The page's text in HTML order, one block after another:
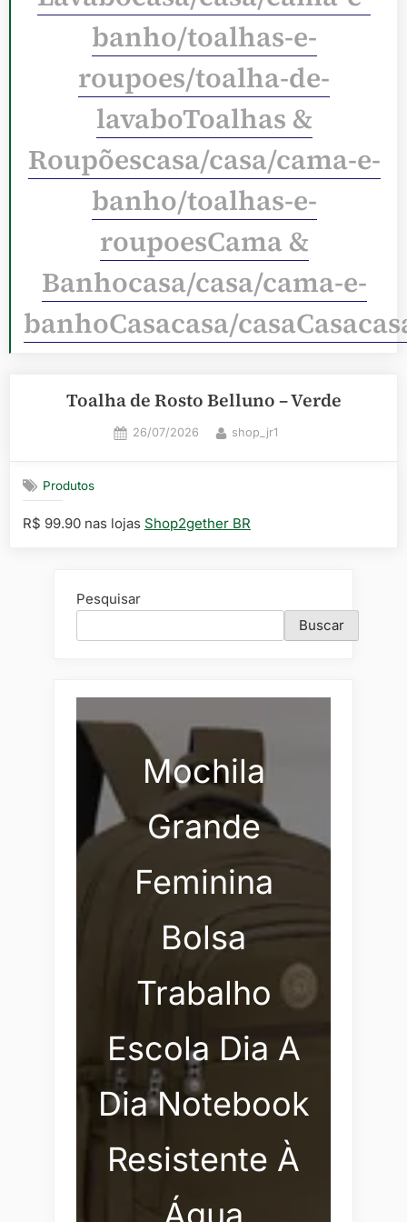
banho/toalhas-e-
roupoes/toalha-de-
lavaboToalhas &
Roupõescasa/casa/cama-e-
banho/toalhas-e-
roupoesCama &
Banhocasa/casa/cama-e-
banhoCasacasa/
Toalha de Rosto Belluno – Verde
Posted
26/07/2026 By
shop_jr1
Produtos
R$ 99.90 nas lojas Shop2gether BR
Pesquisar
Buscar
Mochila
Grande
Feminina
Bolsa
Trabalho
Escola Dia A
Dia Notebook
Resistente À